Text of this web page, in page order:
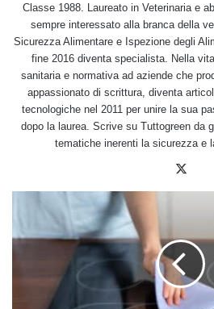
Classe 1988. Laureato in Veterinaria e
sempre interessato alla branca della
Sicurezza Alimentare e Ispezione degli
fine 2016 diventa specialista. Nella
sanitaria e normativa ad aziende che
appassionato di scrittura, diventa
tecnologiche nel 2011 per unire la sua
dopo la laurea. Scrive su Tuttogreen da
tematiche inerenti la sicurezza e
piano